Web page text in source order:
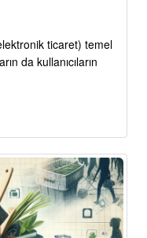
ticaret) temel
da kullanıcıların